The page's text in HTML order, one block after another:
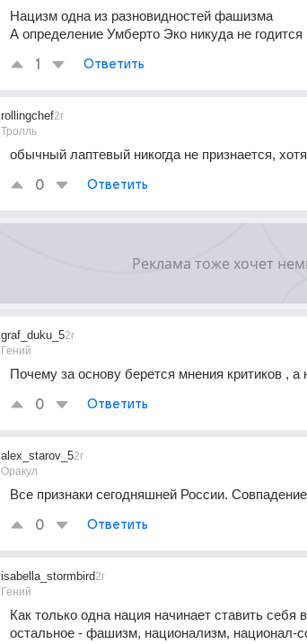
Нацизм одна из разновидностей фашизма
А определение Умберто Эко никуда не годится
1 Ответить
rollingchef
Тролль
2г
обычный лаптевый никогда не признается,
0 Ответить
graf_duku_5
Гений
2г
Почему за основу берется мнения критиков , а
0 Ответить
alex_starov_5
Оракул
2г
Все признаки сегодняшней России.
0 Ответить
isabella_stormbird
Гений
2г
Как только одна нация начинает ставить
остальное - фашизм, национализм, национал-